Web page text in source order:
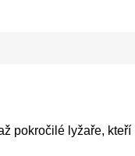
pokročilé lyžaře, kteří